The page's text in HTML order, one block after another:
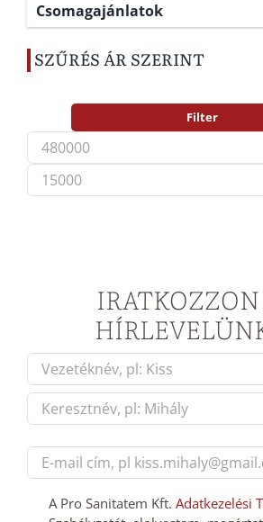
Csomagajánlatok
SZŰRÉS ÁR SZERINT
Filter
Név
*
First
mail
cím
GDPTA Pro Sanitatem Kft. Adatkezelési